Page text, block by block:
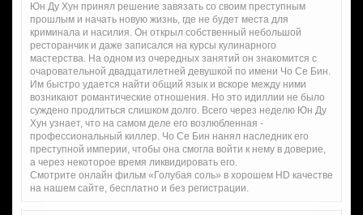
Юн Ду Хун принял решение завязать со своим преступным
прошлым и начать новую жизнь, где не будет места для
криминала и насилия. Он открыл собственный небольшой
ресторанчик и даже записался на курсы кулинарного
мастерства. На одном из очередных занятий он знакомится с
очаровательной двадцатилетней девушкой по имени Чо Се Бин.
Им быстро удается найти общий язык и вскоре между ними
возникают романтические отношения. Но это идиллии не было
суждено продлиться слишком долго. Всего через неделю Юн Ду
Хун узнает, что на самом деле его возлюбленная -
профессиональный киллер. Чо Се Бин нанял наследник его
преступной империи, чтобы она смогла войти к нему в доверие,
а через некоторое время ликвидировать его.
Смотрите онлайн фильм «Голубая соль» в хорошем HD качестве
на нашем сайте, бесплатно и без регистрации.